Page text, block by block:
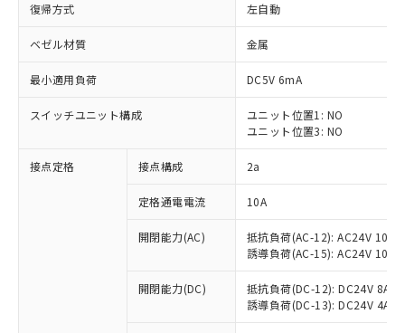
復帰方式 左自動
ベゼル材質 金属
最小適用負荷 DC5V 6mA
スイッチユニット構成
ユニット位置1: NO
ユニット位置3: NO
接点定格 接点構成 2a
定格通電電流 10A
開閉能力(AC)
抵抗負荷(AC-12): AC24V 10A/
誘導負荷(AC-15): AC24V
開閉能力(DC)
抵抗負荷(DC-12): DC24V 8A/
誘導負荷(DC-13): DC24V 4A/
※1 対応状況
対応済み：EU RoHS指令（10物質）の
非含有に対応した製品が提供可能な商品で
対応予定：EU RoHS指令（10物質）の非含
有に対応した製品に切り替える予定のある